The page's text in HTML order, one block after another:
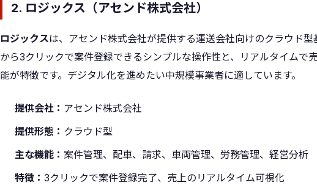
2. ロジックス（アセンド株式会社）
ロジックスは、アセンド株式会社が提供する運送会社向けのクラウド
から3クリックで案件登録できるシンプルな操作性と、リアルタイムで
能が特徴です。デジタル化を進めたい中規模事業者に適しています。
提供会社： アセンド株式会社
提供形態： クラウド型
主な機能： 案件管理、配車、請求、車両管理、労務管理、経営分析
特徴： 3クリックで案件登録完了、売上のリアルタイム可視化